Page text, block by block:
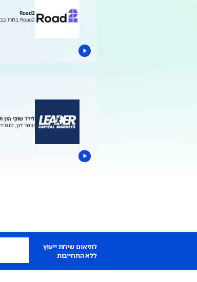
Road2
Road2 בחרו בבינת להקמת …
לידר שוקי הון
עומר דגן, מנמ"ר
לתיאום שיחת ייעוץ
ללא התחייבות